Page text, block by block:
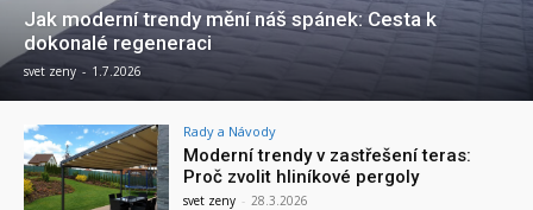
Jak moderní trendy mění náš spánek: Cesta k
dokonalé regeneraci
svet zeny - 1.7.2026
Rady a Návody
Moderní trendy v zastřešení teras:
Proč zvolit hliníkové pergoly
svet zeny - 28.3.2026